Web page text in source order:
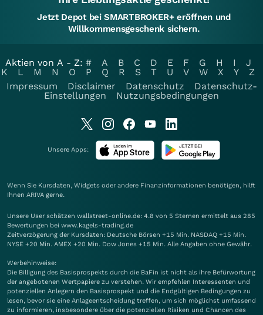
Jetzt Depot bei SMARTBROKER+ eröffnen und
Willkommensgeschenk sichern.
Aktien von A - Z: # A B C D E F G H I
J
K
L M N O P Q R S T U V W X Y
Z
Impressum
Disclaimer Datenschutz
Datenschutz-
Einstellungen
Nutzungsbedingungen
Unsere Apps:
Wenn Sie Kursdaten, Widgets oder andere Finanzinformationen benötigen, hilft
Ihnen ARIVA gerne.
Unsere User schätzen wallstreet-online.de: 4.8 von 5 Sternen ermittelt aus 285
Bewertungen bei www.kagels-trading.de
Zeitverzögerung der Kursdaten: Deutsche Börsen +15 Min. NASDAQ +15 Min.
NYSE +20 Min. AMEX +20 Min. Dow Jones +15 Min. Alle Angaben ohne Gewähr.
Werbehinweise:
Die Billigung des Basisprospekts durch die BaFin ist nicht als ihre Befürwortung
der angebotenen Wertpapiere zu verstehen. Wir empfehlen Interessenten und
potenziellen Anlegern den Basisprospekt und die Endgültigen Bedingungen zu
lesen, bevor sie eine Anlageentscheidung treffen, um sich möglichst umfassend
zu informieren, insbesondere über die potenziellen Risiken und Chancen des